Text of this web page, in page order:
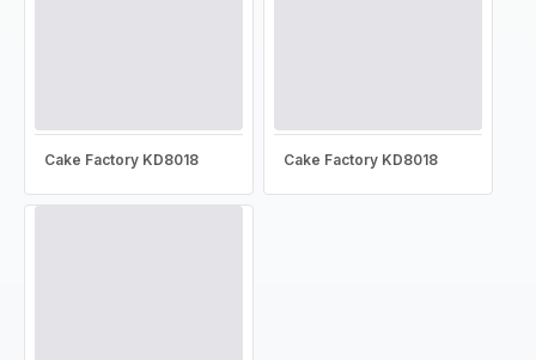
Cake Factory KD8018 Cake Factory KD8018